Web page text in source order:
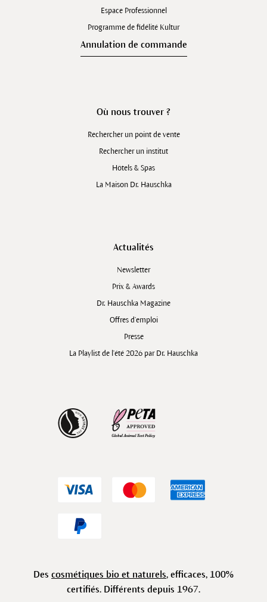
Espace Professionnel
Programme de fidélité Kultur
Annulation de commande
Où nous trouver ?
Rechercher un point de vente
Rechercher un institut
Hôtels & Spas
La Maison Dr. Hauschka
Actualités
Newsletter
Prix & Awards
Dr. Hauschka Magazine
Offres d’emploi
Presse
La Playlist de l'été 2026 par Dr. Hauschka
Des cosmétiques bio et naturels, efficaces, 100%
certifiés. Différents depuis 1967.